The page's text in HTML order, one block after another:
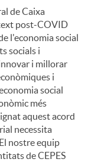
de Caixa
post-COVID
l'economia social
socials i
i millorar
i
social
més
aquest acord
necessita
nostre equip
de CEPES